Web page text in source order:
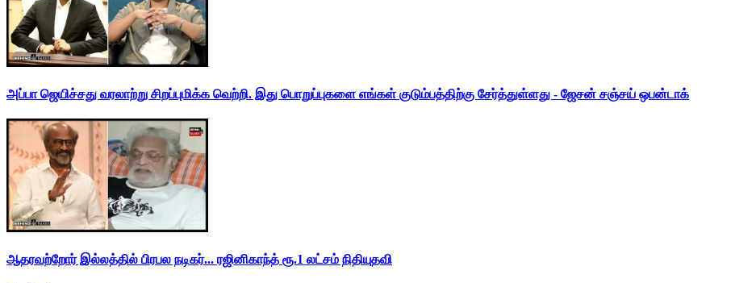
அப்பா ஜெயிச்சது வரலாற்று சிறப்புமிக்க வெற்றி. இது பொறுப்புகளை எங்கள் குடும்பத்திற்கு சேர்த்துள்ளது - ஜேசன் சஞ்சய் ஒபன்டாக்
ஆதரவற்றோர் இல்லத்தில் பிரபல நடிகர்... ரஜினிகாந்த் ரூ.1 லட்சம் நிதியுதவி